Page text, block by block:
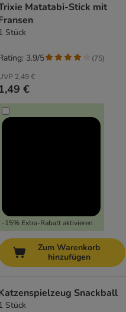
Matatabi-Stick mit
Stück
2,49 €
1,49 €
-15% Extra-Rabatt aktivieren
3.9/5 (75)
Zum Warenkorb
hinzufügen
Snackball
Stück